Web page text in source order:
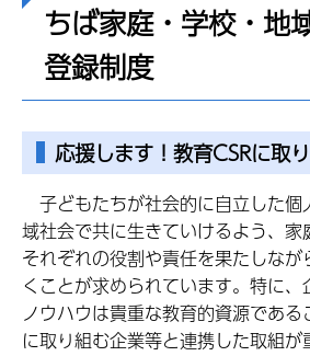
ちば家庭・学校・地
登録制度
応援します！教育CSRに取
子どもたちが社会的に自立した個
域社会で共に生きていけるよう、家
それぞれの役割や責任を果たしな
くことが求められています。特に
ノウハウは貴重な教育的資源である
に取り組む企業等と連携した取組が